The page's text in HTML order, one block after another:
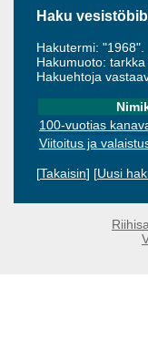
Haku
Hakutermi: "1968".
Hakumuoto:
Hakuehtoja
100-vuotias
Viitoitus ja
[Takaisin] [Uusi